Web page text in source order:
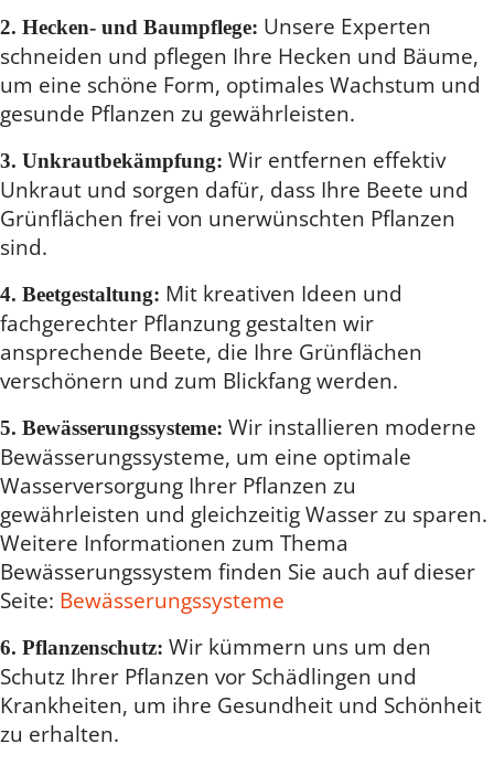
2. Hecken- und Baumpflege: Unsere Experten
schneiden und pflegen Ihre Hecken und Bäume,
um eine schöne Form, optimales Wachstum und
gesunde Pflanzen zu gewährleisten.
3. Unkrautbekämpfung: Wir entfernen effektiv
Unkraut und sorgen dafür, dass Ihre Beete und
Grünflächen frei von unerwünschten Pflanzen
sind.
4. Beetgestaltung: Mit kreativen Ideen und
fachgerechter Pflanzung gestalten wir
ansprechende Beete, die Ihre Grünflächen
verschönern und zum Blickfang werden.
5. Bewässerungssysteme: Wir installieren moderne
Bewässerungssysteme, um eine optimale
Wasserversorgung Ihrer Pflanzen zu
gewährleisten und gleichzeitig Wasser zu sparen.
Weitere Informationen zum Thema
Bewässerungssystem finden Sie auch auf dieser
Seite: Bewässerungssysteme
6. Pflanzenschutz: Wir kümmern uns um den
Schutz Ihrer Pflanzen vor Schädlingen und
Krankheiten, um ihre Gesundheit und Schönheit
zu erhalten.